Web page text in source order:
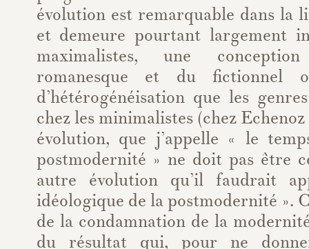
évolution est remarquable dans la
et demeure pourtant largement
maximalistes, une
romanesque et du
d’hétérogénéisation que les
chez les minimalistes (chez
évolution, que j’appelle « le
postmodernité » ne doit pas être
autre évolution qu’il faudrait
idéologique de la postmodernité ».
de la condamnation de la
du résultat qui, pour ne